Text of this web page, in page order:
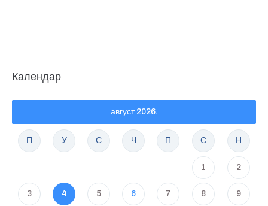
Календар
август 2026.
П У С Ч П С Н
1 2
3 4 5 6 7 8 9